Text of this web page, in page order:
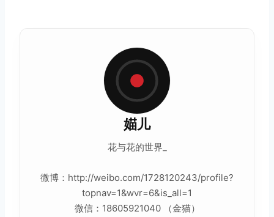
媌儿
花与花的世界_
微博：http://weibo.com/1728120243/profile?
topnav=1&wvr=6&is_all=1
微信：18605921040 （金猫）